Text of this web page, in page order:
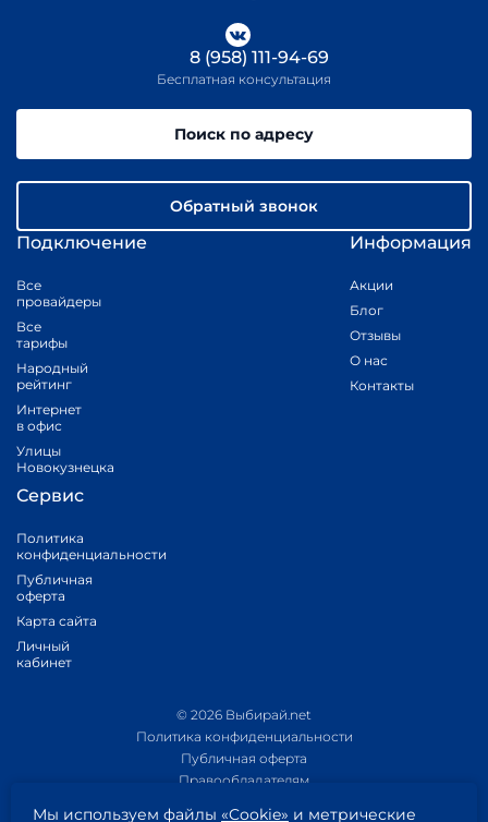
Подключение
Все
провайдеры
Все
тарифы
Народный
рейтинг
Интернет
в офис
Улицы
Новокузнецка
Информация
Акции
Блог
Отзывы
О нас
Контакты
Сервис
Политика
конфиденциальности
Публичная
оферта
Карта сайта
Личный
кабинет
8 (958) 111-94-69
Бесплатная консультация
Поиск по адресу
Обратный звонок
© 2026 Выбирай.net
Политика конфиденциальности
Публичная оферта
Правообладателям
Мы используем файлы «Cookie» и метрические